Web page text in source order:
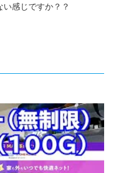
感じですか？？